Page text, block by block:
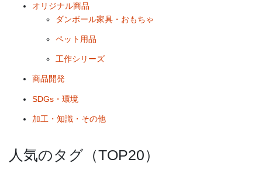
オリジナル商品
ダンボール家具・おもちゃ
ペット用品
工作シリーズ
商品開発
SDGs・環境
加工・知識・その他
人気のタグ（TOP20）